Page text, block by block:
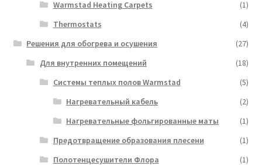
Warmstad Heating Carpets
(1)
Thermostats
(4)
Решения для обогрева и осушения
(27)
Для внутренних помещений
(18)
Системы теплых полов Warmstad
(5)
Нагревательный кабель
(2)
Нагревательные фольгированные маты
(1)
Предотвращение образования плесени
(1)
Полотенцесушители Флора
(1)